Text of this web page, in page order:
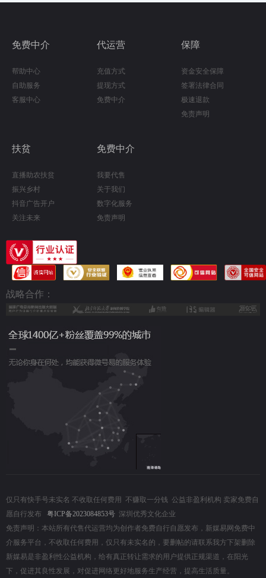
免费中介
帮助中心
自助服务
客服中心
代运营
充值方式
提现方式
免费中介
保障
资金安全保障
签署法律合同
极速退款
免责声明
扶贫
直播助农扶贫
振兴乡村
抖音广告开户
关注未来
免费中介
我要代售
关于我们
数字化服务
免责声明
战略合作：
仅只有快手号未实名 不收取任何费用 不赚取一分钱 公益非盈利机构 卖家免费自
愿自行发布 粤ICP备2023084853号 深圳优秀文化企业
免责声明：本站所有代售代运营均为创作者免费自行自愿发布，新媒易网免费中
介服务平台，不收取任何费用，仅只有未实名的，要删帖的请联系我方下架删除
新媒易是非盈利性公益机构，给有真正转让需求的用户提供正规渠道，在阳光
下，促进其良性发展，对促进网络更好地服务生产经营，提高生活质量。